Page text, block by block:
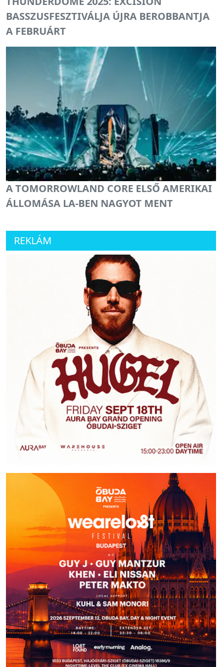
BASSZUSFESZTIVÁLJA ÚJRA BEROBBANTJA
A FEBRUÁRT
A TOMORROWLAND CORE ELSŐ AMERIKAI
ÁLLOMÁSA LA-BEN NAGYOT MENT
REKLÁM